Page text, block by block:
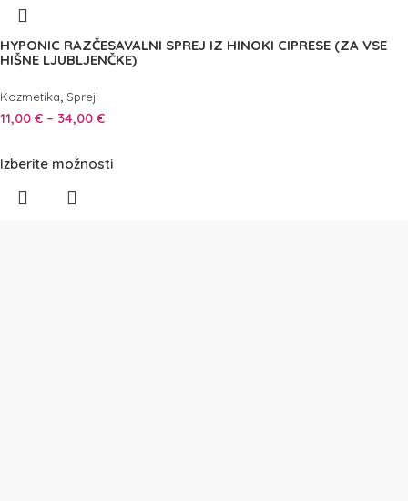
HYPONIC RAZČESAVALNI SPREJ IZ HINOKI CIPRESE (ZA VSE
HIŠNE LJUBLJENČKE)
Kozmetika, Spreji
11,00 € – 34,00 €
Izberite možnosti